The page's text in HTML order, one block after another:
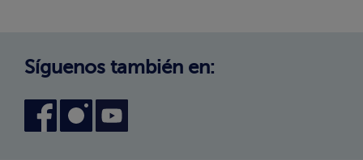
Declaración de accesibilidad
Política de Cookies
Términos y Condiciones
Síguenos también en: